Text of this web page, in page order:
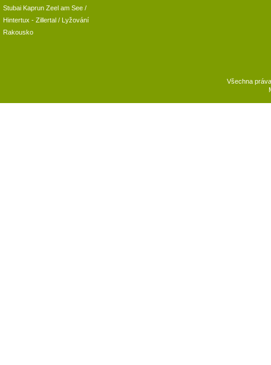
Stubai Kaprun Zeel am See /
Hintertux - Zillertal / Lyžování
Rakousko
Všechna